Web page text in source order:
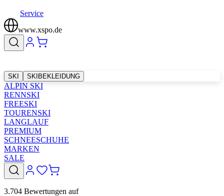
Service
www.xspo.de
SKI SKIBEKLEIDUNG
ALPIN SKI
RENNSKI
FREESKI
TOURENSKI
LANGLAUF
PREMIUM
SCHNEESCHUHE
MARKEN
SALE
3.704 Bewertungen auf